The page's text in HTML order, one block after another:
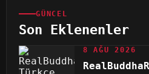
GÜNCEL
Son Eklenenler
8 AĞU 2026